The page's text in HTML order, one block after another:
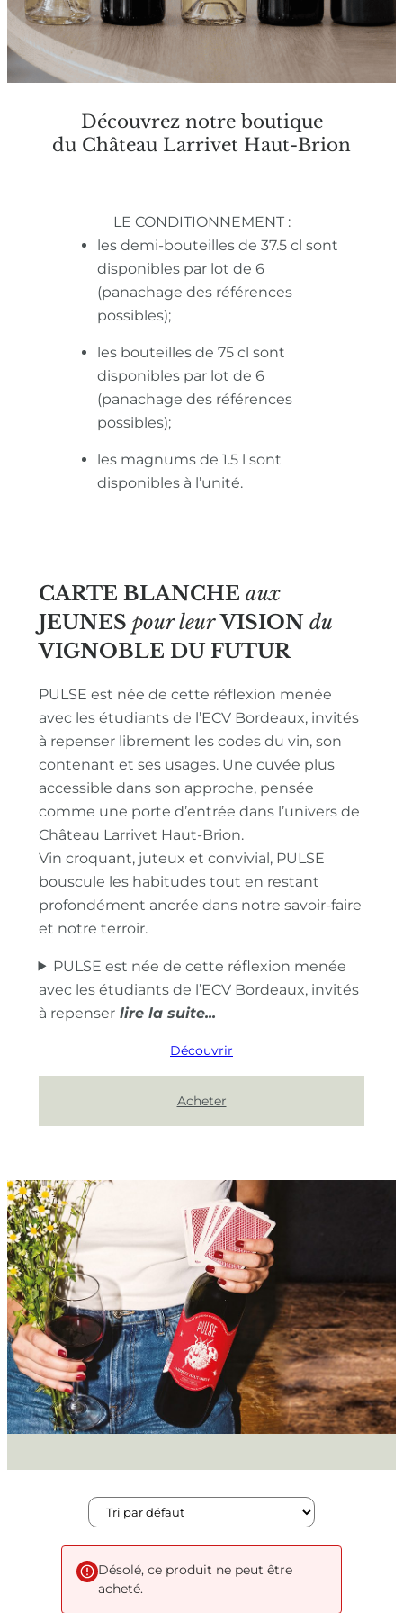
Découvrez notre boutique
du Château Larrivet Haut-Brion
LE CONDITIONNEMENT :
les demi-bouteilles de 37.5 cl sont
disponibles par lot de 6
(panachage des références
possibles);
les bouteilles de 75 cl sont
disponibles par lot de 6
(panachage des références
possibles);
les magnums de 1.5 l sont
disponibles à l’unité.
CARTE BLANCHE aux
JEUNES pour leur VISION du
VIGNOBLE DU FUTUR
PULSE est née de cette réflexion menée
avec les étudiants de l’ECV Bordeaux, invités
à repenser librement les codes du vin, son
contenant et ses usages. Une cuvée plus
accessible dans son approche, pensée
comme une porte d’entrée dans l’univers de
Château Larrivet Haut-Brion.
Vin croquant, juteux et convivial, PULSE
bouscule les habitudes tout en restant
profondément ancrée dans notre savoir-faire
et notre terroir.
PULSE est née de cette réflexion menée
avec les étudiants de l’ECV Bordeaux, invités
à repenser
Découvrir
Acheter
Désolé, ce produit ne peut être
acheté.